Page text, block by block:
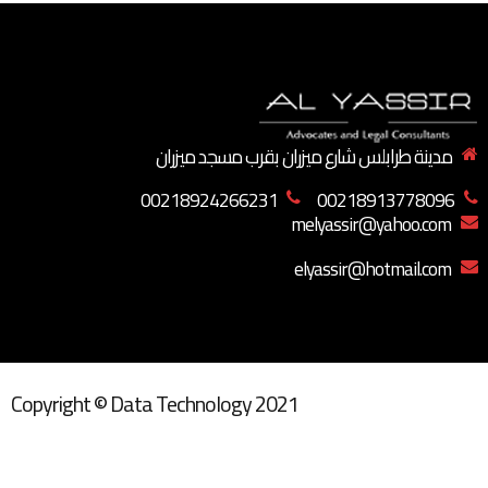
مدينة طرابلس شارع ميزران بقرب مسجد ميزران
00218913778096
00218924266231
melyassir@yahoo.com
elyassir@hotmail.com
Copyright © Data Technology 2021